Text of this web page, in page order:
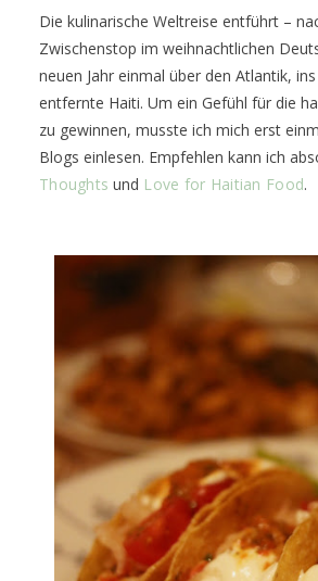
Die kulinarische Weltreise entführt –
Zwischenstop im weihnachtlichen
neuen Jahr einmal über den Atlantik,
entfernte Haiti. Um ein Gefühl für die
zu gewinnen, musste ich mich erst
Blogs einlesen. Empfehlen kann ich
Thoughts und Love for Haitian Food.